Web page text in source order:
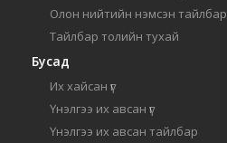
Олон нийтийн нэмсэн тайлбар
Тайлбар толийн тухай
Бусад
Их хайсан үг
Үнэлгээ их авсан үг
Үнэлгээ их авсан тайлбар